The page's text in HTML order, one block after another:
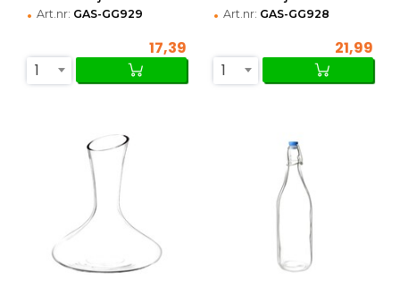
• Art.nr: GAS-GG929
17,39
1
• Art.nr: GAS-GG928
21,99
1